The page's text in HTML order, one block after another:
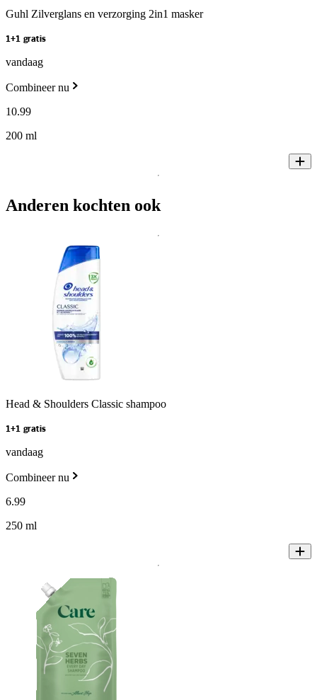
Guhl Zilverglans en verzorging 2in1 masker
1+1 gratis
vandaag
Combineer nu
10.99
200 ml
Anderen kochten ook
Head & Shoulders Classic shampoo
1+1 gratis
vandaag
Combineer nu
6.99
250 ml